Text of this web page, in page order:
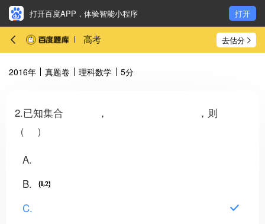
打开百度APP，体验智能小程序 打开
高考 去估分
2016年 真题卷 理科数学 5分
2.已知集合 ，
，则
（ ）
A
B
C